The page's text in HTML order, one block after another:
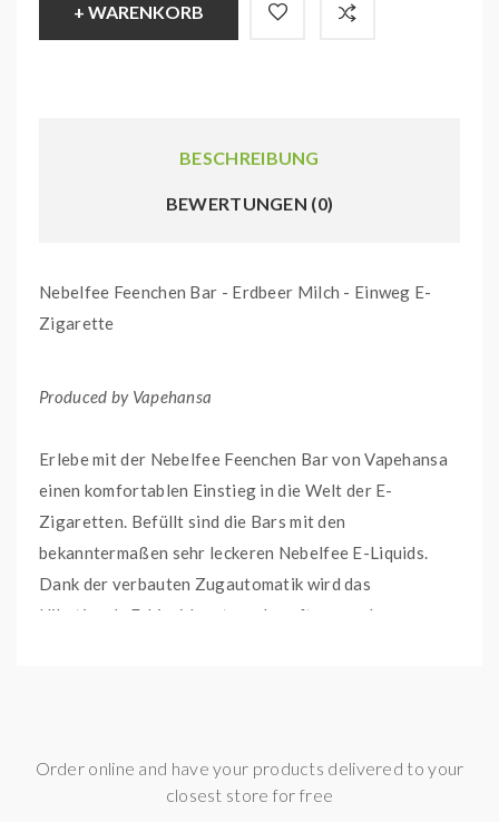
+ WARENKORB
BESCHREIBUNG
BEWERTUNGEN (0)
Nebelfee Feenchen Bar - Erdbeer Milch - Einweg E-
Zigarette
Produced by Vapehansa
Erlebe mit der Nebelfee Feenchen Bar von Vapehansa
einen komfortablen Einstieg in die Welt der E-
Zigaretten. Befüllt sind die Bars mit den
bekanntermaßen sehr leckeren Nebelfee E-Liquids.
Dank der verbauten Zugautomatik wird das
Nikotinsalz E-Liquid erst verdampft, wenn du am
Der integrierte 400 mAh Akku und die 2 ml E-Liquid
reichen laut Hersteller für bis zu 600 genüssliche
Order online and have your products delivered to your
closest store for free